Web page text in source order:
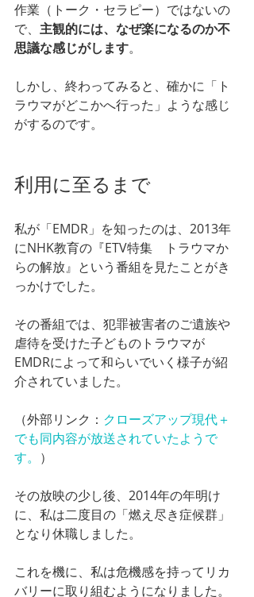
作業（トーク・セラピー）ではないの
で、 主観的には、なぜ楽になるのか不
思議な感じがします。
しかし、終わってみると、確かに「ト
ラウマがどこかへ行った」ような感じ
がするのです。
利用に至るまで
私が「EMDR」を知ったのは、2013年
にNHK教育の『ETV特集　トラウマか
らの解放』という番組を見たことがき
っかけでした。
その番組では、犯罪被害者のご遺族や
虐待を受けた子どものトラウマが
EMDRによって和らいでいく様子が紹
介されていました。
（外部リンク： クローズアップ現代＋
でも同内容が放送されていたようで
す。 ）
その放映の少し後、2014年の年明け
に、私は二度目の「燃え尽き症候群」
となり休職しました。
これを機に、私は危機感を持ってリカ
バリーに取り組むようになりました。